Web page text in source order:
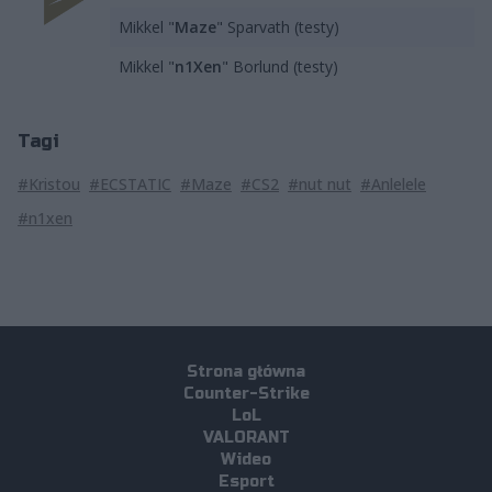
Mikkel "Maze" Sparvath (testy)
Mikkel "n1Xen" Borlund (testy)
Tagi
#Kristou #ECSTATIC #Maze #CS2 #nut nut #Anlelele
#n1xen
Strona główna
Counter-Strike
LoL
VALORANT
Wideo
Esport